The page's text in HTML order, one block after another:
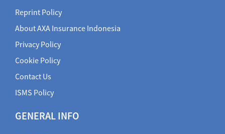
Reprint Policy
About AXA Insurance Indonesia
Privacy Policy
Cookie Policy
Contact Us
ISMS Policy
GENERAL INFO